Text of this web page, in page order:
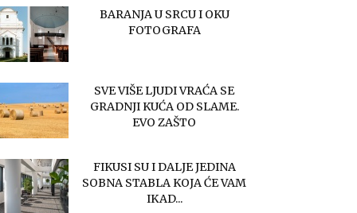
BARANJA U SRCU I OKU
FOTOGRAFA
SVE VIŠE LJUDI VRAĆA SE
GRADNJI KUĆA OD SLAME.
EVO ZAŠTO
FIKUSI SU I DALJE JEDINA
SOBNA STABLA KOJA ĆE VAM
IKAD...